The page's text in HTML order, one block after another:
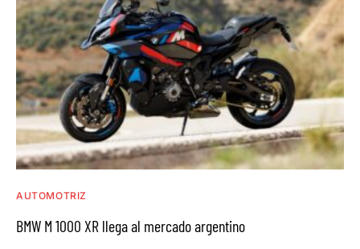
AUTOMOTRIZ
BMW M 1000 XR llega al mercado argentino